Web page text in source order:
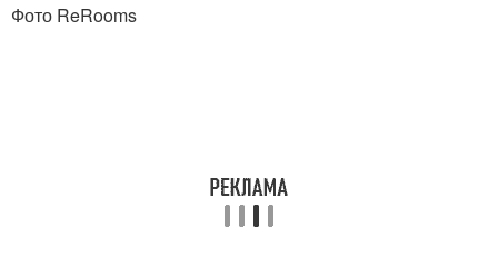
Фото ReRooms